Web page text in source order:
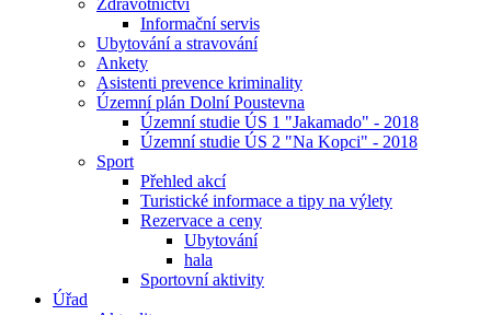
Zdravotnictví
Informační servis
Ubytování a stravování
Ankety
Asistenti prevence kriminality
Územní plán Dolní Poustevna
Územní studie ÚS 1 "Jakamado" - 2018
Územní studie ÚS 2 "Na Kopci" - 2018
Sport
Přehled akcí
Turistické informace a tipy na výlety
Rezervace a ceny
Ubytování
hala
Sportovní aktivity
Úřad